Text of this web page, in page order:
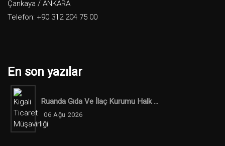
Çankaya / ANKARA
Telefon: +90 312 204 75 00
En son yazılar
Ruanda Gıda Ve İlaç Kurumu Halk ...
06 Ağu 2026